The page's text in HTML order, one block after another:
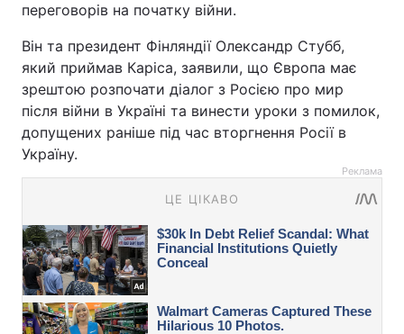
переговорів на початку війни.
Він та президент Фінляндії Олександр Стубб,
який приймав Каріса, заявили, що Європа має
зрештою розпочати діалог з Росією про мир
після війни в Україні та винести уроки з помилок,
допущених раніше під час вторгнення Росії в
Україну.
Реклама